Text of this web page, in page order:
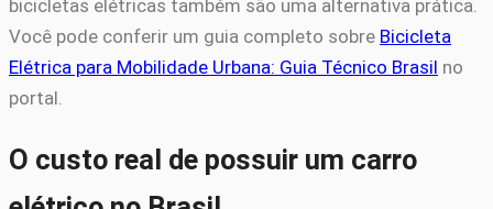
bicicletas elétricas também são uma alternativa prática.
Você pode conferir um guia completo sobre Bicicleta
Elétrica para Mobilidade Urbana: Guia Técnico Brasil no
portal.
O custo real de possuir um carro